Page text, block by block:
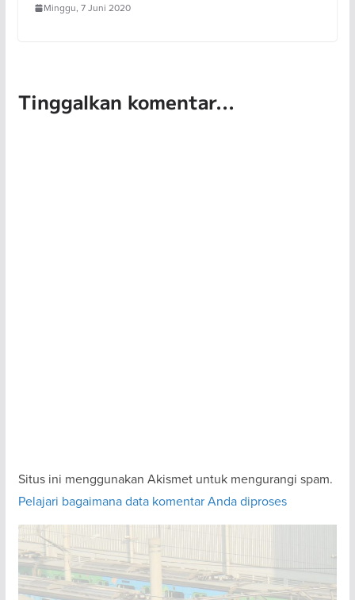
Minggu, 7 Juni 2020
Tinggalkan komentar...
Situs ini menggunakan Akismet untuk mengurangi spam.
Pelajari bagaimana data komentar Anda diproses